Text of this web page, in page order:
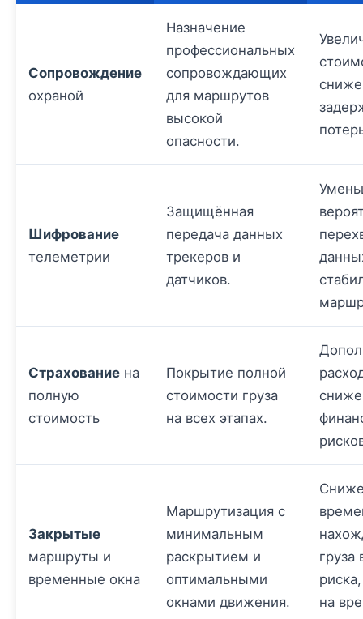
Сопровождение
охраной
Назначение
профессиональных
сопровождающих
для маршрутов
высокой
опасности.
Шифрование
телеметрии
Защищённая
передача данных
трекеров и
датчиков.
Страхование на
полную
стоимость
Покрытие полной
стоимости груза
на всех этапах.
Закрытые
маршруты и
временные окна
Маршрутизация с
минимальным
раскрытием и
оптимальными
окнами движения.
груза
на